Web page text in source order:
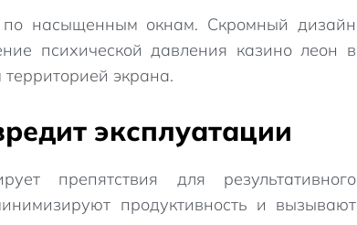
по насыщенным окнам. Скромный дизайн
психической давления казино леон в
экрана.
эксплуатации
препятствия для результативного
продуктивность и вызывают